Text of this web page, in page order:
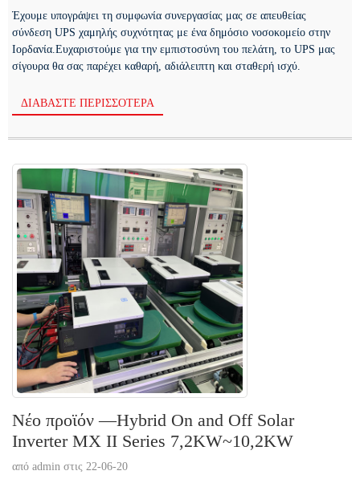
Έχουμε υπογράψει τη συμφωνία συνεργασίας μας σε απευθείας
σύνδεση UPS χαμηλής συχνότητας με ένα δημόσιο νοσοκομείο στην
Ιορδανία.Ευχαριστούμε για την εμπιστοσύνη του πελάτη, το UPS μας
σίγουρα θα σας παρέχει καθαρή, αδιάλειπτη και σταθερή ισχύ.
ΔΙΑΒΆΣΤΕ ΠΕΡΙΣΣΌΤΕΡΑ
Νέο προϊόν —Hybrid On and Off Solar
Inverter MX II Series 7,2KW~10,2KW
από admin στις 22-06-20